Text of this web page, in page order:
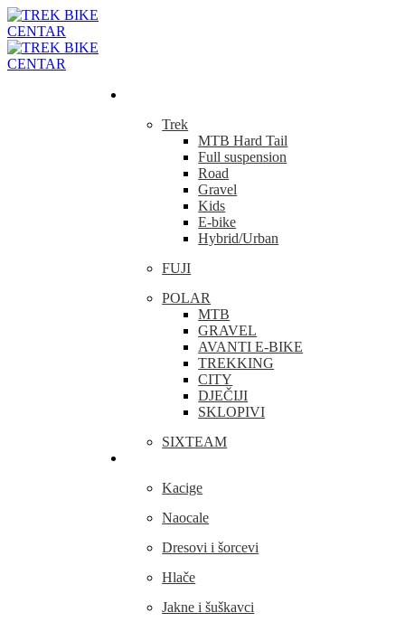
Trek
MTB Hard Tail
Full suspension
Road
Gravel
Kids
E-bike
Hybrid/Urban
FUJI
POLAR
MTB
GRAVEL
AVANTI E-BIKE
TREKKING
CITY
DJEČIJI
SKLOPIVI
SIXTEAM
Kacige
Naocale
Dresovi i šorcevi
Hlače
Jakne i šuškavci